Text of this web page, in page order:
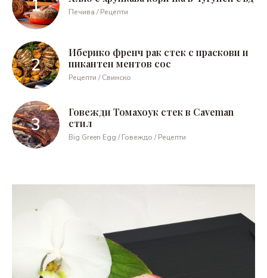
Печива / Рецепти
Иберико френч рак стек с праскови и
пикантен ментов сос
Рецепти / Свинско
Говежди Томахоук стек в Caveman
стил
Big Green Egg / Говеждо / Рецепти